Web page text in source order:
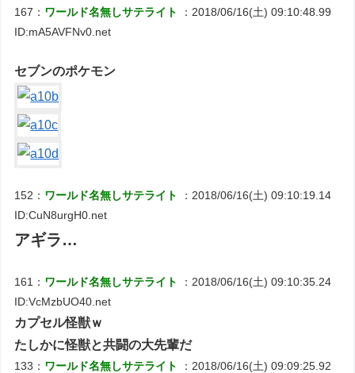
167： ワールド名無しサテライト
：2018/06/16(土) 09:10:48.99
ID:mA5AVFNv0.net
セブンのポケモン
152： ワールド名無しサテライト
：2018/06/16(土) 09:10:19.14
ID:CuN8urgH0.net
アギラ…
161： ワールド名無しサテライト
：2018/06/16(土) 09:10:35.24
ID:VcMzbUO40.net
カプセル怪獣ｗ
たしかに怪獣と共闘の大先輩だ
133： ワールド名無しサテライト
：2018/06/16(土) 09:09:25.92